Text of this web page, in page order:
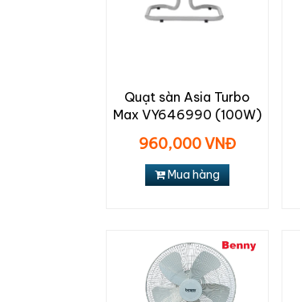
Quạt sàn Asia Turbo
Max VY646990 (100W)
960,000 VNĐ
Mua hàng